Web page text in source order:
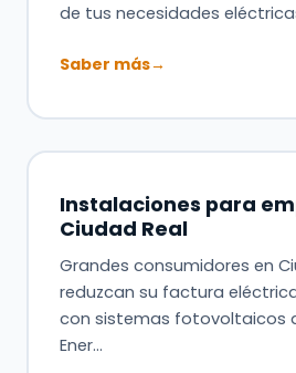
de tus necesidades
Saber más→
Instalaciones para
Ciudad Real
Grandes consumidores en
reduzcan su factura
con sistemas fotovoltaicos
Ener…